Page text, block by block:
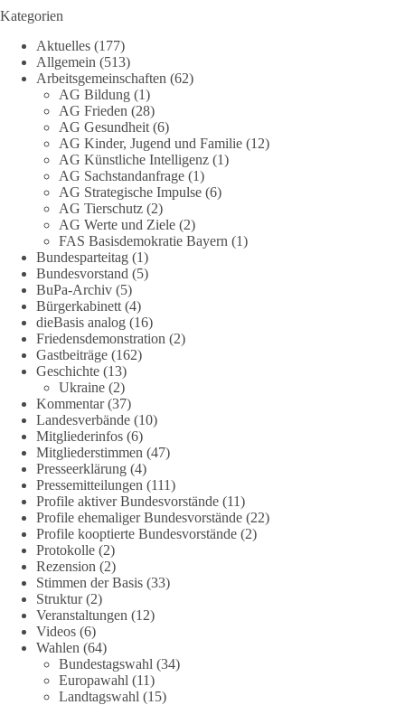
derzeit in Teilen der Umweltbewegung diskutierten
hinausreichen und grundlegende Fragen zum Menschenbild,
zum Rechtsstaat und zur Demokratie aufwerfen. [...]
👉 Hier weiterlesen: https://diebasis-
partei.de/2026/07/grundrechte-der-natur-ein-angriff-auf-das-
grundgesetz/
🟩🟩🟦🟦🟥🟥🟧🟧
Es ging weniger um fertige Antworten als um eine Debatte
darüber, wie Freiheit, Verantwortung, Naturschutz und
Grundrechte in einer demokratischen Gesellschaft künftig
miteinander in Einklang gebracht werden können.
#dieBasis #natur #grundrechte
7 8
DieBasis
2 Tage(n) zuvor
Jetzt dieBasis Sachsen-Anhalt unterstützen!
Die Landtagswahl 2026 in Sachsen-Anhalt findet am 6.
September statt. Die Inhalte stehen – jetzt müssen sie gesehen,
geteilt und diskutiert werden.
Folge unseren Kanälen:
Facebook:
https://www.facebook.com/groups/diebasissachsenanhalt/
Instragram:
https://www.instagram.com/die_basis_sachsen_anhalt/
Tiktok: https://www.tiktok.com/@diebasis_sachsenanhalt
Kategorien
Aktuelles (177)
Allgemein (513)
Arbeitsgemeinschaften (62)
AG Bildung (1)
AG Frieden (28)
AG Gesundheit (6)
AG Kinder, Jugend und Familie (12)
AG Künstliche Intelligenz (1)
AG Sachstandanfrage (1)
AG Strategische Impulse (6)
AG Tierschutz (2)
AG Werte und Ziele (2)
FAS Basisdemokratie Bayern (1)
Bundesparteitag (1)
Bundesvorstand (5)
BuPa-Archiv (5)
Bürgerkabinett (4)
dieBasis analog (16)
Friedensdemonstration (2)
Gastbeiträge (162)
Geschichte (13)
Ukraine (2)
Kommentar(37)
Landesverbände (10)
Mitgliederinfos (6)
Mitgliederstimmen (47)
Presseerklärung (4)
Pressemitteilungen (111)
Profile aktiver Bundesvorstände (11)
Profile ehemaliger Bundesvorstände (22)
Profile kooptierte Bundesvorstände (2)
Protokolle (2)
Rezension (2)
Stimmen der Basis (33)
Struktur(2)
Veranstaltungen (12)
Videos (6)
Wahlen (64)
Bundestagswahl (34)
Europawahl (11)
Landtagswahl (15)